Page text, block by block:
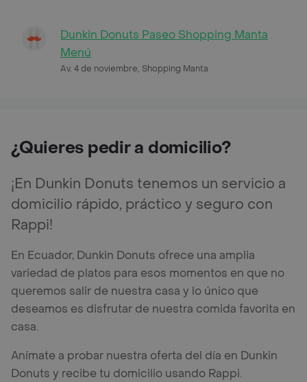
Dunkin Donuts Paseo Shopping Manta
Menú
Av. 4 de noviembre, Shopping Manta
¿Quieres pedir a domicilio?
¡En Dunkin Donuts tenemos un servicio a
domicilio rápido, práctico y seguro con
Rappi!
En Ecuador, Dunkin Donuts ofrece una amplia
variedad de platos para esos momentos en que no
queremos salir de nuestra casa y lo único que
deseamos es disfrutar de nuestra comida favorita en
casa.
Anímate a probar nuestra oferta del día en Dunkin
Donuts y recibe tu domicilio usando Rappi.